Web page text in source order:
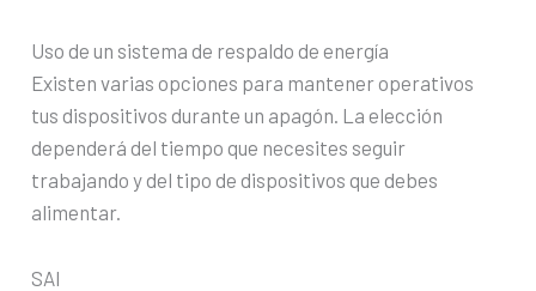
Uso de un sistema de respaldo de energía
Existen varias opciones para mantener operativos
tus dispositivos durante un apagón. La elección
dependerá del tiempo que necesites seguir
trabajando y del tipo de dispositivos que debes
alimentar.
SAI